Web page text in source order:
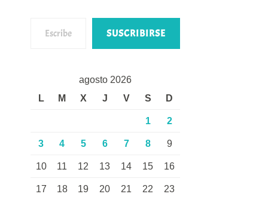
SUSCRIBIRSE
agosto 2026
L
M X J V S D
1 2
3 4 5 6 7 8 9
10 11 12 13 14 15 16
17 18 19 20 21 22 23